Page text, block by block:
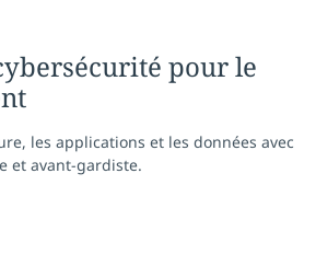
pour le
les applications et les données avec
et avant-gardiste.